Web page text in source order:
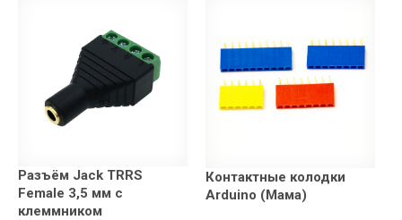
Разъём Jack TRRS
Female 3,5 мм с
клеммником
Контактные колодки
Arduino (Мама)